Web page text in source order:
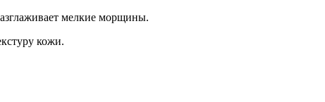
мелкие морщины.
кожи.